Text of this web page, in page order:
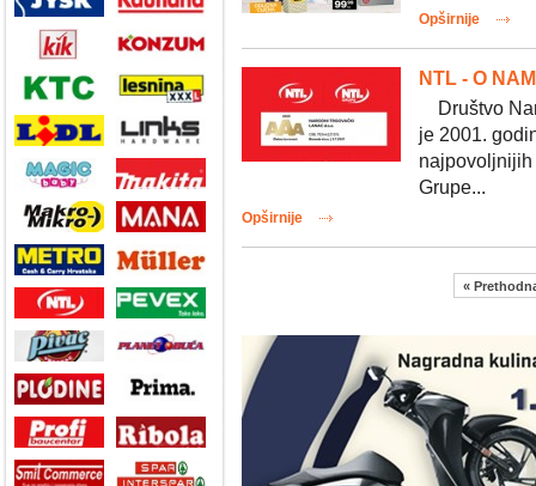
Opširnije
NTL - O
Društvo
je 2001.
najpovoljnijih
Grupe...
Opširnije
«